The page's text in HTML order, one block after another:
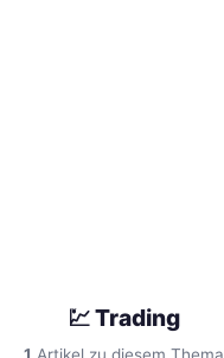
💹 Trading